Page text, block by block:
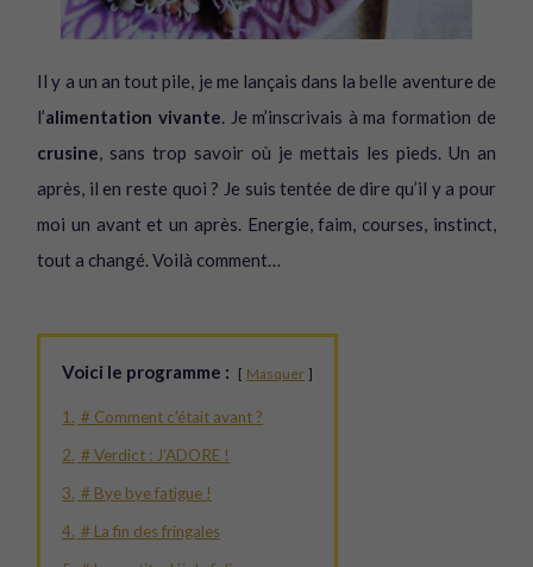
Il y a un an tout pile, je me lançais dans la belle aventure de
l’alimentation vivante . Je m’inscrivais à ma formation de
crusine , sans trop savoir où je mettais les pieds. Un an
après, il en reste quoi ? Je suis tentée de dire qu’il y a pour
moi un avant et un après. Energie, faim, courses, instinct,
tout a changé. Voilà comment…
Voici le programme : Masquer
1. # Comment c’était avant ?
2. # Verdict : J’ADORE !
3. # Bye bye fatigue !
4. # La fin des fringales